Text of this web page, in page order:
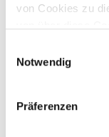
von Cookies zu
Werbung in
auf anderen
Informationen zu
Notwendig
Präferenzen